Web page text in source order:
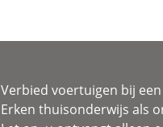
Verbied voertuigen bij
Erken thuisonderwijs als